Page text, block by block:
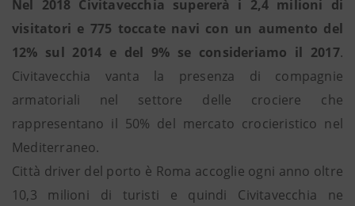
Nel 2018 Civitavecchia supererà i 2,4 milioni di
visitatori e 775 toccate navi con un aumento del
12% sul 2014 e del 9% se consideriamo il 2017.
Civitavecchia vanta la presenza di compagnie
armatoriali nel settore delle crociere che
rappresentano il 50% del mercato crocieristico nel
Mediterraneo.
Città driver del porto è Roma accoglie ogni anno oltre
10,3 milioni di turisti e quindi Civitavecchia ne